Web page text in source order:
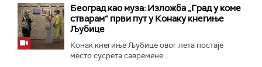
Београд као муза: Изложба „Град у коме
стварам“ први пут у Конаку кнегиње
Љубице
Конак кнегиње Љубице овог лета постаје
место сусрета савремене...